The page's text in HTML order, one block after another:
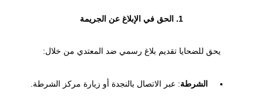
1. الحق في الإبلاغ عن الجريمة
يحق للضحايا تقديم بلاغ رسمي ضد المعتدي من خلال:
الشرطة: عبر الاتصال بالنجدة أو زيارة مركز الشرطة.